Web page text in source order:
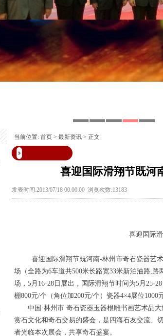
当前位置: 首页 > 最新资讯 > 正文
喜迎国际滑翔节既河
发表时间:2013/07/18 00:00:00 浏览次数:13183
喜迎国际滑翔节既河南-林
喜迎国际滑翔节既河南-林州市奇石瓷器艺术
场（全路为6车道共500米长路宽33米新泊油路,
场，5月16-28日展出，国际滑翔节时间为5月25-
棚800元/个（角位加200元/个）瓷器4×4展
中国·林州市 奇石瓷器玉器根雕书画艺术品大
赏石文化和奇石交易的盛会，是四海石友交流、
者光临本次展会，共享奇石盛宴。